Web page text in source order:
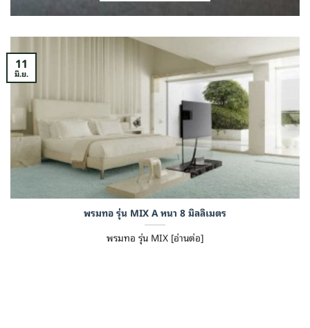
พรมทอ รุ่น MIX A หนา 8 มิลลิเมตร
พรมทอ รุ่น MIX [อ่านต่อ]
11
มิ.ย.